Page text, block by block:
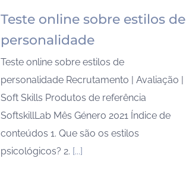
Teste online sobre estilos de
personalidade
Teste online sobre estilos de
personalidade Recrutamento | Avaliação |
Soft Skills Produtos de referência
SoftskillLab Mês Género 2021 Índice de
conteúdos 1. Que são os estilos
psicológicos? 2. [...]